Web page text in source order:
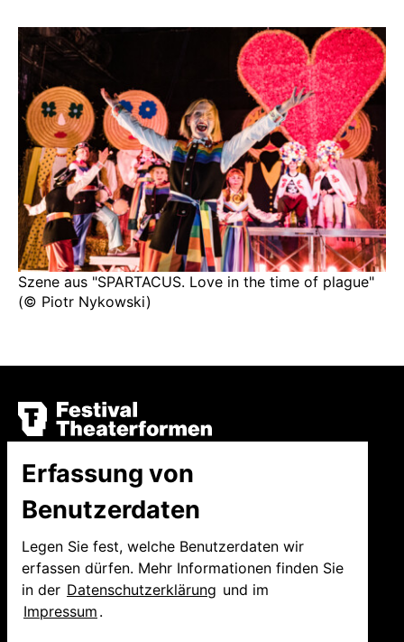
Erfassung von
Benutzerdaten
Legen Sie fest, welche Benutzerdaten wir
erfassen dürfen. Mehr Informationen finden Sie
in der Datenschutzerklärung und im
Impressum .
Szene aus "SPARTACUS. Love in the time of plague"
(© Piotr Nykowski)
Niedersächsische
Staatstheater Hannover
GmbH
Ballhofplatz 5
30159 Hannover
Fon+49 511 9999 2500
welcome@theaterformen.de